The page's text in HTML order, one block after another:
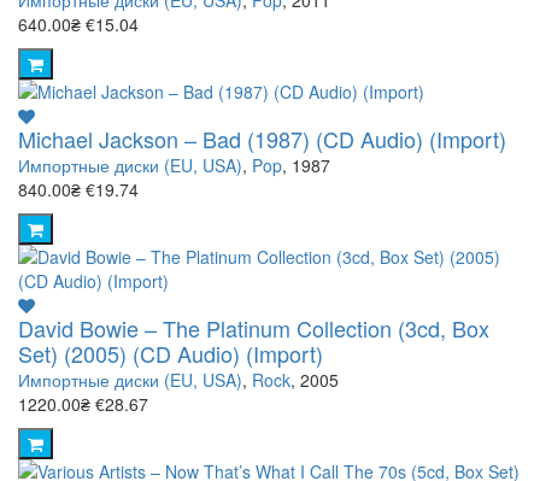
640.00₴ €15.04
Michael Jackson – Bad (1987) (CD Audio) (Import)
Импортные диски (EU, USA), Pop, 1987
840.00₴ €19.74
David Bowie – The Platinum Collection (3cd, Box
Set) (2005) (CD Audio) (Import)
Импортные диски (EU, USA), Rock, 2005
1220.00₴ €28.67